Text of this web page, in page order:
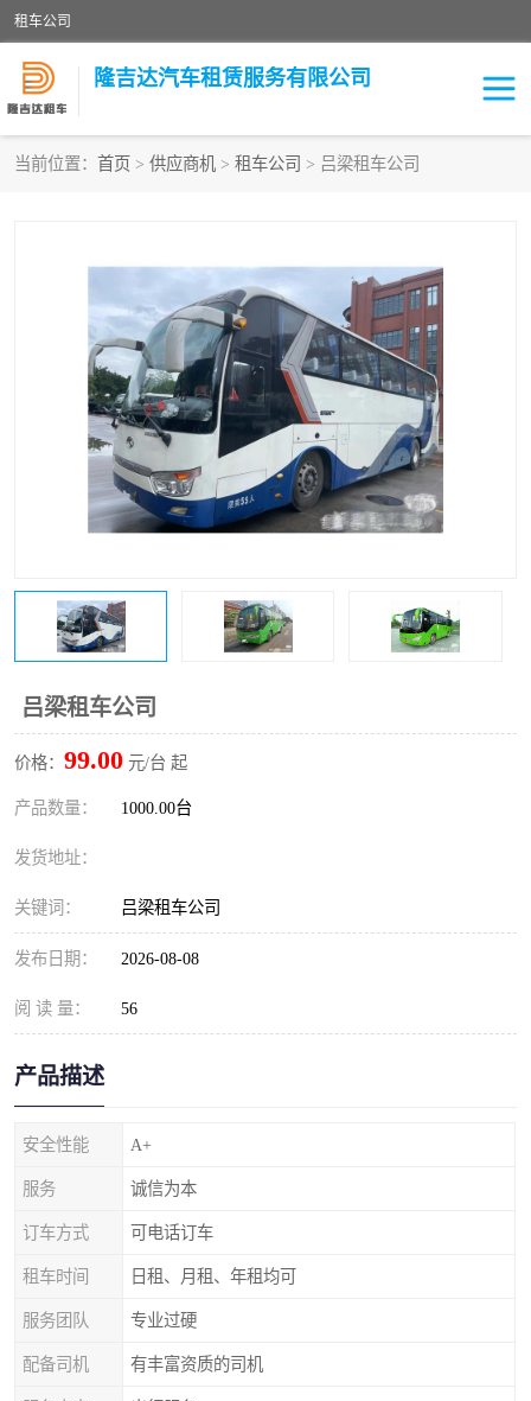
租车公司
隆吉达汽车租赁服务有限公司
当前位置： 首页 > 供应商机 > 租车公司 > 吕梁租车公司
吕梁租车公司
价格： 99.00 元/台 起
产品数量： 1000.00台
发货地址：
关键词： 吕梁租车公司
发布日期： 2026-08-08
阅 读 量： 56
产品描述
安全性能 A+
服务 诚信为本
订车方式 可电话订车
租车时间 日租、月租、年租均可
服务团队 专业过硬
配备司机 有丰富资质的司机
大巴车